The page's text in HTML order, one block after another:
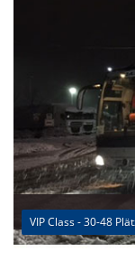
VIP Class - 30-48